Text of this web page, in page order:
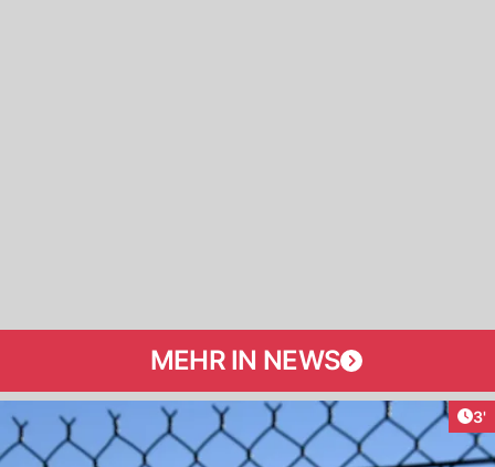
MEHR IN NEWS
3'